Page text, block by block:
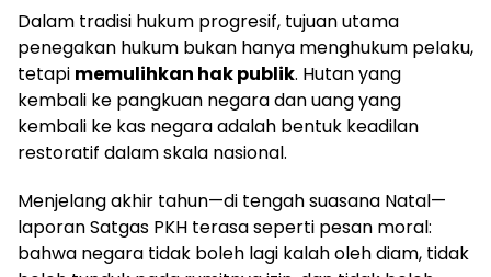
Dalam tradisi hukum progresif, tujuan utama
penegakan hukum bukan hanya menghukum pelaku,
tetapi memulihkan hak publik. Hutan yang
kembali ke pangkuan negara dan uang yang
kembali ke kas negara adalah bentuk keadilan
restoratif dalam skala nasional.
Menjelang akhir tahun—di tengah suasana Natal—
laporan Satgas PKH terasa seperti pesan moral:
bahwa negara tidak boleh lagi kalah oleh diam, tidak